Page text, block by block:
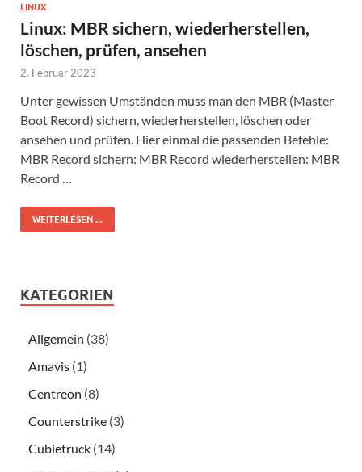
LINUX
Linux: MBR sichern, wiederherstellen,
löschen, prüfen, ansehen
2. Februar 2023
Unter gewissen Umständen muss man den MBR (Master
Boot Record) sichern, wiederherstellen, löschen oder
ansehen und prüfen. Hier einmal die passenden Befehle:
MBR Record sichern: MBR Record wiederherstellen: MBR
Record …
WEITERLESEN ...
KATEGORIEN
Allgemein (38)
Amavis (1)
Centreon (8)
Counterstrike (3)
Cubietruck (14)